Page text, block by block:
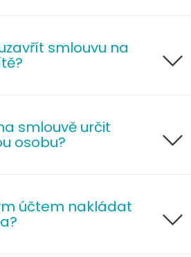
smlouvu na
smlouvě určit
osobu?
účtem nakládat